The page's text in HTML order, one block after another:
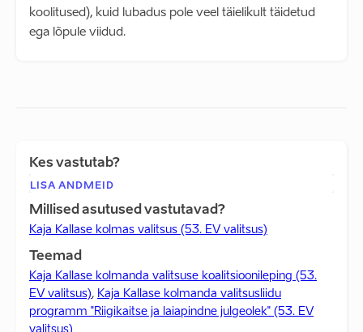
koolitused), kuid lubadus pole veel täielikult täidetud
ega lõpule viidud.
Kes vastutab?
LISA ANDMEID
Millised asutused vastutavad?
Kaja Kallase kolmas valitsus (53. EV valitsus)
Teemad
Kaja Kallase kolmanda valitsuse koalitsioonileping (53.
EV valitsus), Kaja Kallase kolmanda valitsusliidu
programm "Riigikaitse ja laiapindne julgeolek" (53. EV
valitsus)